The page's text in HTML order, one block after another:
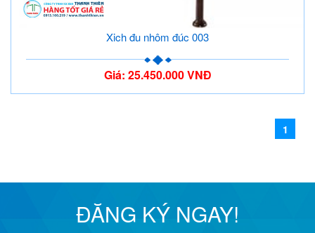
Xich đu nhôm đúc 003
Giá: 25.450.000 VNĐ
1
ĐĂNG KÝ NGAY!